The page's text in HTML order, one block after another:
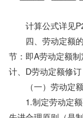
计算公式详见
四、劳动定额的
节：即A劳动定额
计、D劳动定额修
（一）劳动定额
1.制定劳动定额